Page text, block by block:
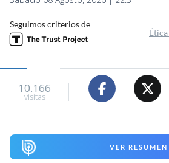
Seguimos criterios de
10.166
visitas
VER RESUMEN